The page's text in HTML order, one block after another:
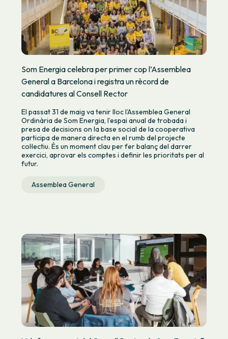
Som Energia celebra per primer cop l’Assemblea
General a Barcelona i registra un rècord de
candidatures al Consell Rector
El passat 31 de maig va tenir lloc l’Assemblea General
Ordinària de Som Energia, l’espai anual de trobada i
presa de decisions on la base social de la cooperativa
participa de manera directa en el rumb del projecte
col·lectiu. És un moment clau per fer balanç del darrer
exercici, aprovar els comptes i definir les prioritats per al
futur.
Assemblea General